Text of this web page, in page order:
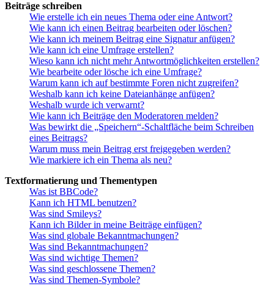
Beiträge schreiben
Wie erstelle ich ein neues Thema oder eine Antwort?
Wie kann ich einen Beitrag bearbeiten oder löschen?
Wie kann ich meinem Beitrag eine Signatur anfügen?
Wie kann ich eine Umfrage erstellen?
Wieso kann ich nicht mehr Antwortmöglichkeiten erstellen?
Wie bearbeite oder lösche ich eine Umfrage?
Warum kann ich auf bestimmte Foren nicht zugreifen?
Weshalb kann ich keine Dateianhänge anfügen?
Weshalb wurde ich verwarnt?
Wie kann ich Beiträge den Moderatoren melden?
Was bewirkt die „Speichern“-Schaltfläche beim Schreiben
eines Beitrags?
Warum muss mein Beitrag erst freigegeben werden?
Wie markiere ich ein Thema als neu?
Textformatierung und Thementypen
Was ist BBCode?
Kann ich HTML benutzen?
Was sind Smileys?
Kann ich Bilder in meine Beiträge einfügen?
Was sind globale Bekanntmachungen?
Was sind Bekanntmachungen?
Was sind wichtige Themen?
Was sind geschlossene Themen?
Was sind Themen-Symbole?